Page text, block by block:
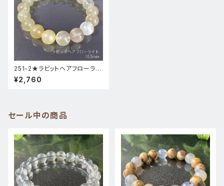
251-2★ラビットヘアフローライ
ト【穏やかなイエロー】天然石パ
ワーストーン新品
¥2,760
セール中の商品